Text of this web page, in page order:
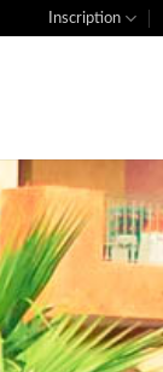
Inscription